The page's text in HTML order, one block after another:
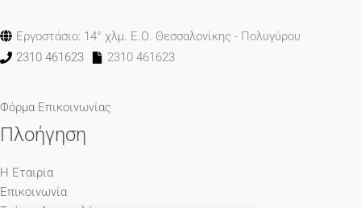
Εργοστάσιο: 14° χλμ. Ε.Ο. Θεσσαλονίκης - Πολυγύρου
2310 461623
2310 461623
Φόρμα Επικοινωνίας
Πλοήγηση
Η Εταιρία
Επικοινωνία